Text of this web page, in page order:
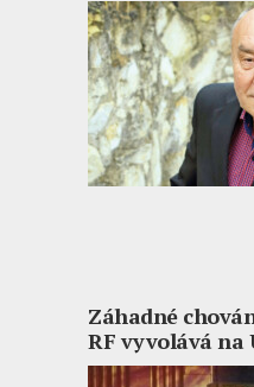
Záhadné
RF vyvolává na